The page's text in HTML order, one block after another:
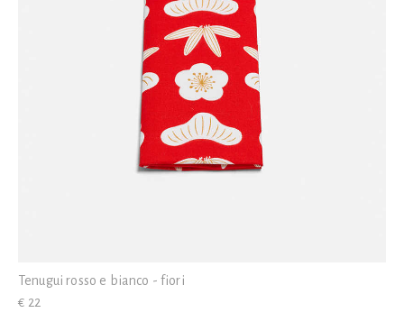
Tenugui rosso e bianco - fiori
€ 22